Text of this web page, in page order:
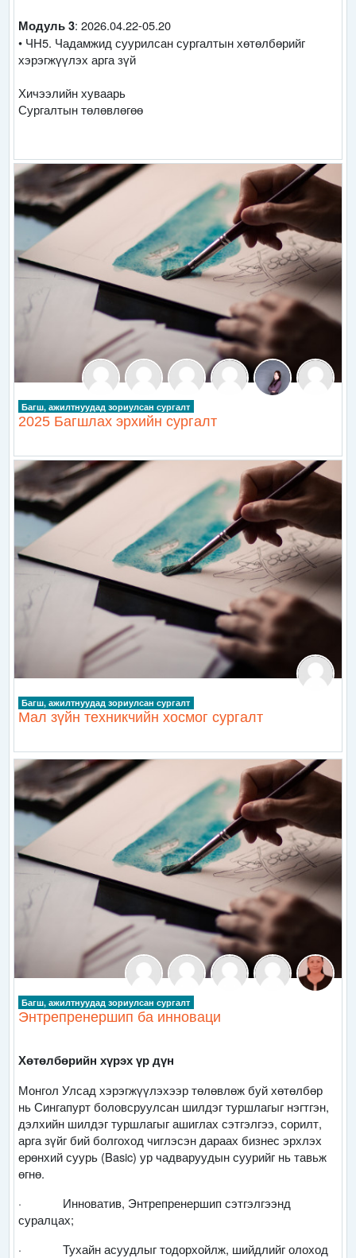
Модуль 3: 2026.04.22-05.20
• ЧН5. Чадамжид суурилсан сургалтын хөтөлбөрийг
хэрэгжүүлэх арга зүй
Хичээлийн хуваарь
Сургалтын төлөвлөгөө
Багш, ажилтнуудад зориулсан сургалт
2025 Багшлах эрхийн сургалт
Багш, ажилтнуудад зориулсан сургалт
Мал зүйн техникчийн хосмог сургалт
Багш, ажилтнуудад зориулсан сургалт
Энтрепренершип ба инноваци
Хөтөлбөрийн хүрэх үр дүн
Монгол Улсад хэрэгжүүлэхээр төлөвлөж буй хөтөлбөр
нь Сингапурт боловсруулсан шилдэг туршлагыг нэгтгэн,
дэлхийн шилдэг туршлагыг ашиглах сэтгэлгээ, сорилт,
арга зүйг бий болгоход чиглэсэн дараах бизнес эрхлэх
ерөнхий суурь (Basic) ур чадваруудын суурийг нь тавьж
өгнө.
· Инноватив, Энтрепренершип сэтгэлгээнд
суралцах;
· Тухайн асуудлыг тодорхойлж, шийдлийг олоход